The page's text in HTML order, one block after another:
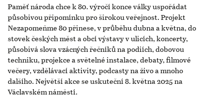
Paměť národa chce k 80. výročí konce války uspořádat
působivou připomínku pro širokou veřejnost. Projekt
Nezapomeňme 80 přinese, v průběhu dubna a května, do
stovek českých měst a obcí výstavy v ulicích, koncerty,
působivá slova vzácných řečníků na podiích, dobovou
techniku, projekce a světelné instalace, debaty, filmové
večery, vzdělávací aktivity, podcasty na živo a mnoho
dalšího. Největší akce se uskuteční 8. května 2025 na
Václavském náměstí.